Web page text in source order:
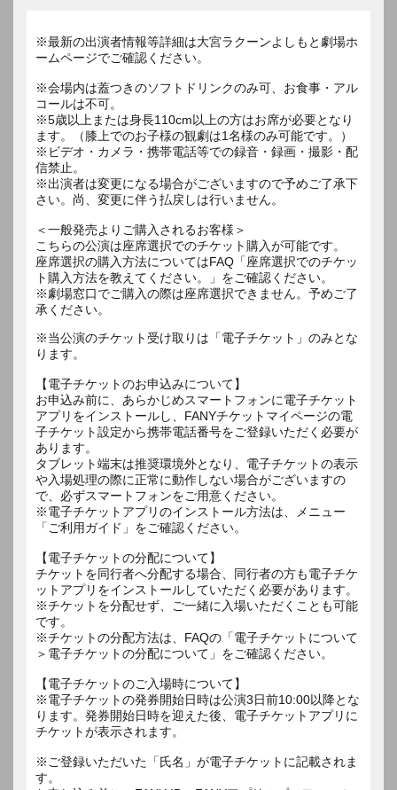
※最新の出演者情報等詳細は大宮ラクーンよしもと劇場ホ
ームページでご確認ください。
※会場内は蓋つきのソフトドリンクのみ可、お食事・アル
コールは不可。
※5歳以上または身長110cm以上の方はお席が必要となり
ます。（膝上でのお子様の観劇は1名様のみ可能です。）
※ビデオ・カメラ・携帯電話等での録音・録画・撮影・配
信禁止。
※出演者は変更になる場合がございますので予めご了承下
さい。尚、変更に伴う払戻しは行いません。
＜一般発売よりご購入されるお客様＞
こちらの公演は座席選択でのチケット購入が可能です。
座席選択の購入方法についてはFAQ「座席選択でのチケッ
ト購入方法を教えてください。」をご確認ください。
※劇場窓口でご購入の際は座席選択できません。予めご了
承ください。
※当公演のチケット受け取りは「電子チケット」のみとな
ります。
【電子チケットのお申込みについて】
お申込み前に、あらかじめスマートフォンに電子チケット
アプリをインストールし、FANYチケットマイページの電
子チケット設定から携帯電話番号をご登録いただく必要が
あります。
タブレット端末は推奨環境外となり、電子チケットの表示
や入場処理の際に正常に動作しない場合がございますの
で、必ずスマートフォンをご用意ください。
※電子チケットアプリのインストール方法は、メニュー
「ご利用ガイド」をご確認ください。
【電子チケットの分配について】
チケットを同行者へ分配する場合、同行者の方も電子チケ
ットアプリをインストールしていただく必要があります。
※チケットを分配せず、ご一緒に入場いただくことも可能
です。
※チケットの分配方法は、FAQの「電子チケットについて
＞電子チケットの分配について」をご確認ください。
【電子チケットのご入場時について】
※電子チケットの発券開始日時は公演3日前10:00以降とな
ります。発券開始日時を迎えた後、電子チケットアプリに
チケットが表示されます。
※ご登録いただいた「氏名」が電子チケットに記載されま
す。